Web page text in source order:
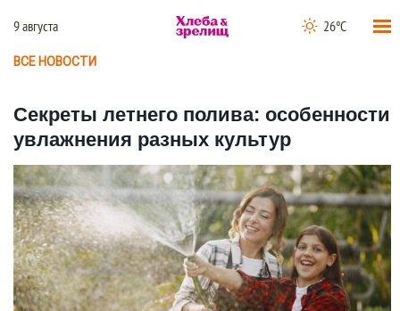
9 августа 26°C
ВСЕ НОВОСТИ
Секреты летнего полива: особенности
увлажнения разных культур